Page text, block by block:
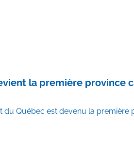
la première province
du Québec est devenu la première